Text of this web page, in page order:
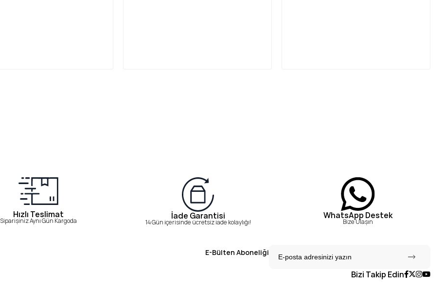
Hızlı Teslimat
Siparişiniz Aynı Gün Kargoda İade Garantisi
14 Gün içerisinde ücretsiz iade kolaylığı!
WhatsApp Destek
Bize Ulaşın
E-Bülten Aboneliği
Bizi Takip Edin